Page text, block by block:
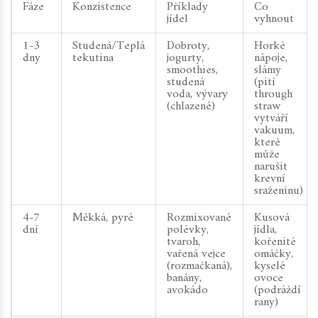
Fáze
Konzistence Příklady
jídel
Co
vyhnout
1-3
dny
Studená/Teplá
tekutina
Dobroty,
jogurty,
smoothies,
studená
voda, vývary
(chlazené)
Horké
nápoje,
slámy
(pití
through
straw
vytváří
vakuum,
které
může
narušit
krevní
sraženinu)
4-7
dní
Měkká, pyré Rozmixované
polévky,
tvaroh,
vařená vejce
(rozmačkaná),
banány,
avokádo
Kusová
jídla,
kořenité
omáčky,
kyselé
ovoce
(podráždí
rany)